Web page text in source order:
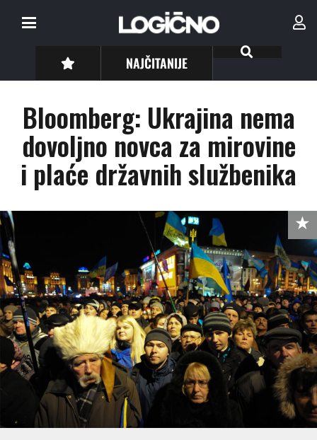
NAJČITANIJE
Bloomberg: Ukrajina nema
dovoljno novca za mirovine
i plaće državnih službenika